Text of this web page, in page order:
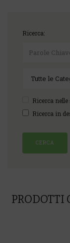
Ricerca:
Ricerca
Ricerca in
PRODOTTI